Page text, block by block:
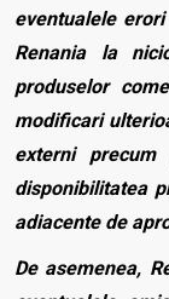
eventualele
Renania la
produselor
modificari
externi
disponibilitatea
adiacente de
De asemenea,